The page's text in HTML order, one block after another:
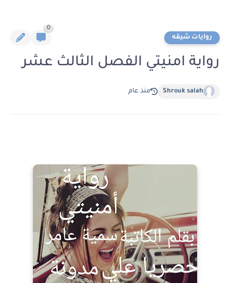
روايات شيقه
0
رواية امنيتي الفصل الثالث عشر
Shrouk salah منذ عام